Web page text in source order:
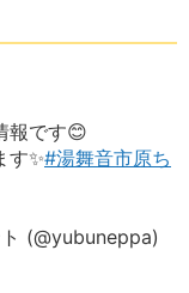
報です😊
す✨️#湯舞音市原ち
(@yubuneppa)